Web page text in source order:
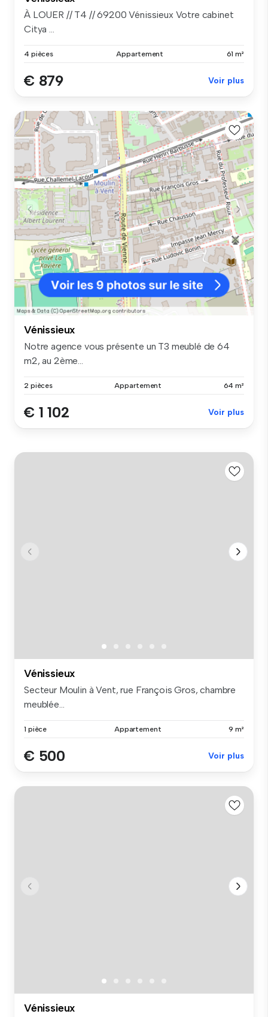
À LOUER // T4 // 69200 Vénissieux Votre cabinet
Citya ...
4 pièces Appartement 61 m²
€ 879 Voir plus
Vénissieux
Notre agence vous présente un T3 meublé de 64
m2, au 2ème...
2 pièces Appartement 64 m²
€ 1 102 Voir plus
Vénissieux
Secteur Moulin à Vent, rue François Gros, chambre
meublée...
1 pièce Appartement 9 m²
€ 500 Voir plus
Vénissieux